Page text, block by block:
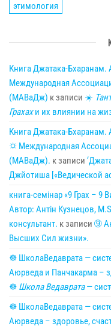
этимология
Книга Джатака-
Международная
(МАВаДж) к записи ☀
Грахахи их влиянии на
Книга Джатака-Бхаранам.
🌣 Международная
(МАВаДж). к записи
Джйотиша [«Ведической
книга-семінар «9 Грах –
Автор: Антін Кузнецов,
консультант. к записи ➈
Высших Сил жизни».
☸ ШколаВедаврата —
Аюрведа и Панчакарма –
☸ Школа Ведаврата—
☸ ШколаВедаврата —
Аюрведа – здоровье,